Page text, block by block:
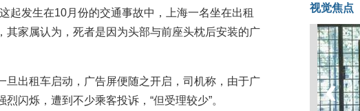
恒生聚源：北斗收官之星发射成功，全产业链解析
济安金信：中国基金市场数据分析周报（2020.
起发生在10月份的交通事故中，上海一名坐在出租
其家属认为，死者是因为头部与前座头枕后安装的广
旦出租车启动，广告屏便随之开启，司机称，由于广
闪烁，遭到不少乘客投诉，“但受理较少”。
视觉焦点
‹